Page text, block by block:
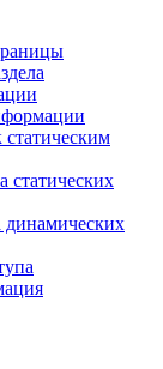
статическим
статических
динамических